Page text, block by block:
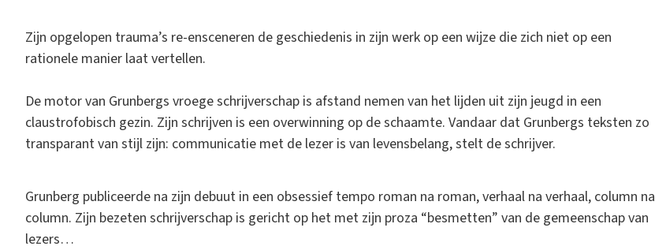
Zijn opgelopen trauma’s re-ensceneren de geschiedenis in zijn werk op een wijze die zich niet op een
rationele manier laat vertellen.
De motor van Grunbergs vroege schrijverschap is afstand nemen van het lijden uit zijn jeugd in een
claustrofobisch gezin. Zijn schrijven is een overwinning op de schaamte. Vandaar dat Grunbergs teksten zo
transparant van stijl zijn: communicatie met de lezer is van levensbelang, stelt de schrijver.
Grunberg publiceerde na zijn debuut in een obsessief tempo roman na roman, verhaal na verhaal, column na
column. Zijn bezeten schrijverschap is gericht op het met zijn proza “besmetten” van de gemeenschap van
lezers…